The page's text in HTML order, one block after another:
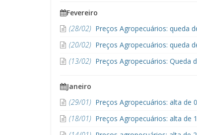
Fevereiro
(28/02) Preços Agropecuários: queda
(20/02) Preços Agropecuários: queda
(13/02) Preços Agropecuários: Queda
Janeiro
(29/01) Preços Agropecuários: alta de
(18/01) Preços Agropecuários: alta de